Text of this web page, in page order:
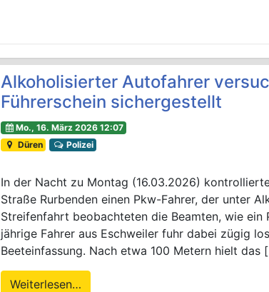
Alkoholisierter Autofahrer
Führerschein sichergestellt
Mo., 16. März 2026 12:07
Düren
Polizei
In der Nacht zu Montag (16.03.2026)
Straße Rurbenden einen Pkw-Fahrer, der unter
Streifenfahrt beobachteten die Beamten, wie
jährige Fahrer aus Eschweiler fuhr dabei zügig
Beeteinfassung. Nach etwa 100 Metern hielt das
Weiterlesen…